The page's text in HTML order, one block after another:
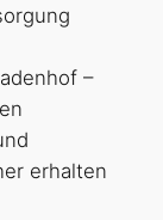
–
erhalten